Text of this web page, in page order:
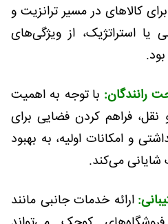
کالاهای در مسیر ترانزیت و
استراتژیک، از ویژگی‌های
رانندگان: با توجه به اهمیت
نقل، فراهم کردن فضایی برای
و امکانات اولیه، به بهبود
می‌کند.
ارائه خدمات جانبی مانند